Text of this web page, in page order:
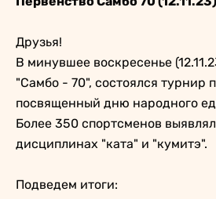
Друзья!
В минувшее воскресенье
"Самбо - 70", состоялся турнир
посвященный дню народного
Более 350 спортсменов
дисциплинах "ката" и "кумитэ".
Подведем итоги: